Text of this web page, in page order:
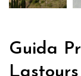
Guida